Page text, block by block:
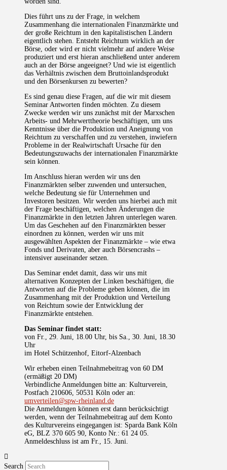
Dies führt uns zu der Frage, in welchem
Zusammenhang die internationalen Finanzmärkte und
der große Reichtum in den kapitalistischen Ländern
eigentlich stehen. Entsteht Reichtum wirklich an der
Börse, oder wird er nicht vielmehr auf andere Weise
produziert und erst hieran anschließend unter anderem
auch an der Börse angeeignet? Und wie ist eigentlich
das Verhältnis zwischen dem Bruttoinlandsprodukt
und den Börsenkursen zu bewerten?
Es sind genau diese Fragen, auf die wir mit diesem
Seminar Antworten finden möchten. Zu diesem
Zwecke werden wir uns zunächst mit der Marxschen
Arbeits- und Mehrwerttheorie beschäftigen, um uns
Kenntnisse über die Produktion und Aneignung von
Reichtum zu verschaffen und zu verstehen, inwiefern
Probleme in der Realwirtschaft Ursache für den
Bedeutungszuwachs der internationalen Finanzmärkte
sein können.
Im Anschluss hieran werden wir uns den
Finanzmärkten selber zuwenden und untersuchen,
welche Bedeutung sie für Unternehmen und
Investoren besitzen. Wir werden uns hierbei auch mit
der Frage beschäftigen, welchen Änderungen die
Finanzmärkte in den letzten Jahren unterlegen waren.
Um das Geschehen auf den Finanzmärkten besser
einordnen zu können, werden wir uns mit
ausgewählten Aspekten der Finanzmärkte – wie etwa
Fonds und Derivaten, aber auch Börsencrashs –
intensiver auseinander setzen.
Das Seminar endet damit, dass wir uns mit
alternativen Konzepten der Linken beschäftigen, die
Antworten auf die Probleme geben können, die im
Zusammenhang mit der Produktion und Verteilung
von Reichtum sowie der Entwicklung der
Finanzmärkte entstehen.
Das Seminar findet statt:
von Fr., 29. Juni, 18.00 Uhr, bis Sa., 30. Juni, 18.30
Uhr
im Hotel Schützenhof, Eitorf-Alzenbach
Wir erheben einen Teilnahmebeitrag von 60 DM
(ermäßigt 20 DM)
Verbindliche Anmeldungen bitte an: Kulturverein,
Postfach 210606, 50531 Köln oder an:
umverteilen@spw-rheinland.de
Die Anmeldungen können erst dann berücksichtigt
werden, wenn der Teilnahmebeitrag auf dem Konto
des Kulturvereins eingegangen ist: Sparda Bank Köln
eG, BLZ 370 605 90, Konto Nr.: 61 24 05.
Anmeldeschluss ist am Fr., 15. Juni.
Search